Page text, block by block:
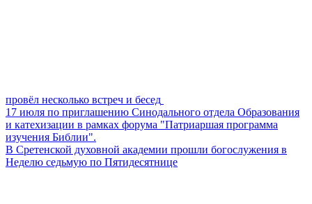
провёл несколько встреч и бесед
17 июля по приглашению Синодального отдела Образования
и катехизации в рамках форума "Патриаршая программа
изучения Библии".
В Сретенской духовной академии прошли богослужения в
Неделю седьмую по Пятидесятнице